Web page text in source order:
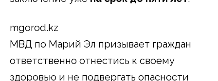
mgorod.kz
МВД по Марий Эл призывает граждан
ответственно отнестись к своему
здоровью и не подвергать опасности